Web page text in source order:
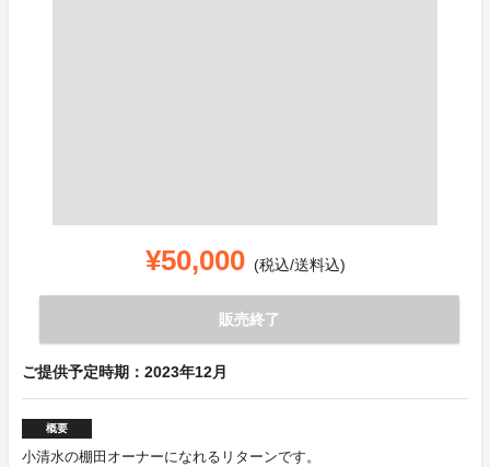
¥50,000 (税込/送料込)
販売終了
ご提供予定時期：2023年12月
概要
小清水の棚田オーナーになれるリターンです。